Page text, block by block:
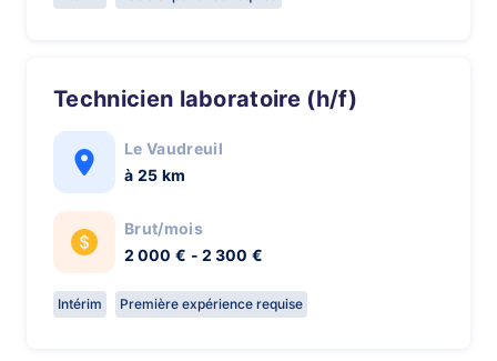
Technicien laboratoire (h/f)
Le Vaudreuil
à 25 km
Brut/mois
2 000 € - 2 300 €
Intérim Première expérience requise